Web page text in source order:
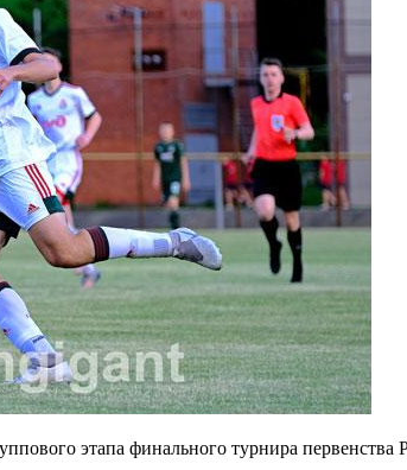
этапа финального турнира